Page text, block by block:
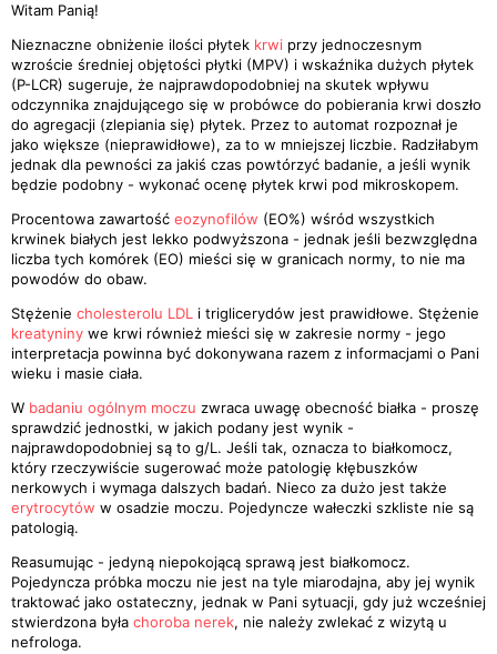
Witam Panią!
Nieznaczne obniżenie ilości płytek krwi przy jednoczesnym
wzroście średniej objętości płytki (MPV) i wskaźnika dużych płytek
(P-LCR) sugeruje, że najprawdopodobniej na skutek wpływu
odczynnika znajdującego się w probówce do pobierania krwi doszło
do agregacji (zlepiania się) płytek. Przez to automat rozpoznał je
jako większe (nieprawidłowe), za to w mniejszej liczbie. Radziłabym
jednak dla pewności za jakiś czas powtórzyć badanie, a jeśli wynik
będzie podobny - wykonać ocenę płytek krwi pod mikroskopem.
Procentowa zawartość eozynofilów (EO%) wśród wszystkich
krwinek białych jest lekko podwyższona - jednak jeśli bezwzględna
liczba tych komórek (EO) mieści się w granicach normy, to nie ma
powodów do obaw.
Stężenie cholesterolu LDL i triglicerydów jest prawidłowe. Stężenie
kreatyniny we krwi również mieści się w zakresie normy - jego
interpretacja powinna być dokonywana razem z informacjami o Pani
wieku i masie ciała.
W badaniu ogólnym moczu zwraca uwagę obecność białka - proszę
sprawdzić jednostki, w jakich podany jest wynik -
najprawdopodobniej są to g/L. Jeśli tak, oznacza to białkomocz,
który rzeczywiście sugerować może patologię kłębuszków
nerkowych i wymaga dalszych badań. Nieco za dużo jest także
erytrocytów w osadzie moczu. Pojedyncze wałeczki szkliste nie są
patologią.
Reasumując - jedyną niepokojącą sprawą jest białkomocz.
Pojedyncza próbka moczu nie jest na tyle miarodajna, aby jej wynik
traktować jako ostateczny, jednak w Pani sytuacji, gdy już wcześniej
stwierdzona była choroba nerek, nie należy zwlekać z wizytą u
nefrologa.